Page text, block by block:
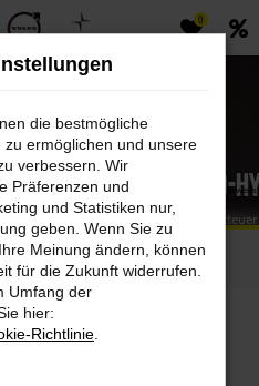
0
V90 Mild-
Für Komfort geschaffen. Für
in l/100 km: 7,1 | CO₂-Emission in g/km: 160
Mild-Hybrid V90 Mild-Hybrid
Hybrid
die bestmögliche
ermöglichen und unsere
verbessern. Wir
Präferenzen und
und Statistiken nur,
geben. Wenn Sie zu
Meinung ändern, können
für die Zukunft widerrufen.
Umfang der
hier:
Richtlinie